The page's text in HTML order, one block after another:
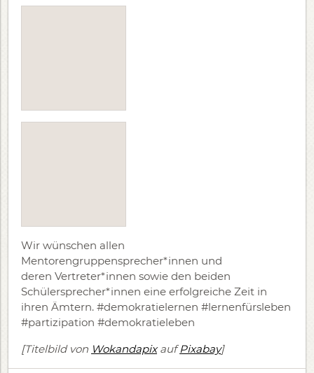
Wir wünschen allen
Mentorengruppensprecher*innen und
deren Vertreter*innen sowie den beiden
Schülersprecher*innen eine erfolgreiche Zeit in
ihren Ämtern. #demokratielernen #lernenfürsleben
#partizipation #demokratieleben
[Titelbild von WokandapixaufPixabay]